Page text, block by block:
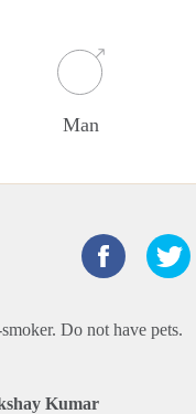
Man
Do not have pets.
Kumar